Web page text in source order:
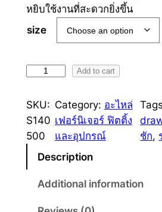
a
:
฿
หยิบใช้งานที่สะดวกยิ่งขึ้น
size
ง
ลิ้
น
Add to cart
SKU:
S140
500
Category: อะไหล่
เฟอร์นิเจอร์ ฟิตติ้ง
และอุปกรณ์
ชัก,
Description
Additional information